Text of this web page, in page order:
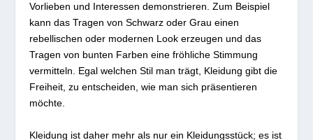
Vorlieben und Interessen demonstrieren. Zum Beispiel
kann das Tragen von Schwarz oder Grau einen
rebellischen oder modernen Look erzeugen und das
Tragen von bunten Farben eine fröhliche Stimmung
vermitteln. Egal welchen Stil man trägt, Kleidung gibt die
Freiheit, zu entscheiden, wie man sich präsentieren
möchte.
Kleidung ist daher mehr als nur ein Kleidungsstück; es ist